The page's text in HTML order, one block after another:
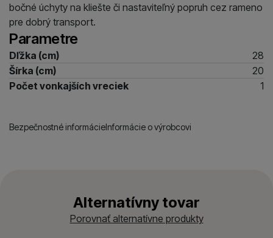
bočné úchyty na kliešte či nastaviteľný popruh cez rameno
pre dobrý transport.
Parametre
Dľžka (cm)
28
Šírka (cm)
20
Počet vonkajších vreciek
1
Bezpečnostné informácieInformácie o výrobcovi
Alternatívny tovar
Porovnať alternatívne produkty